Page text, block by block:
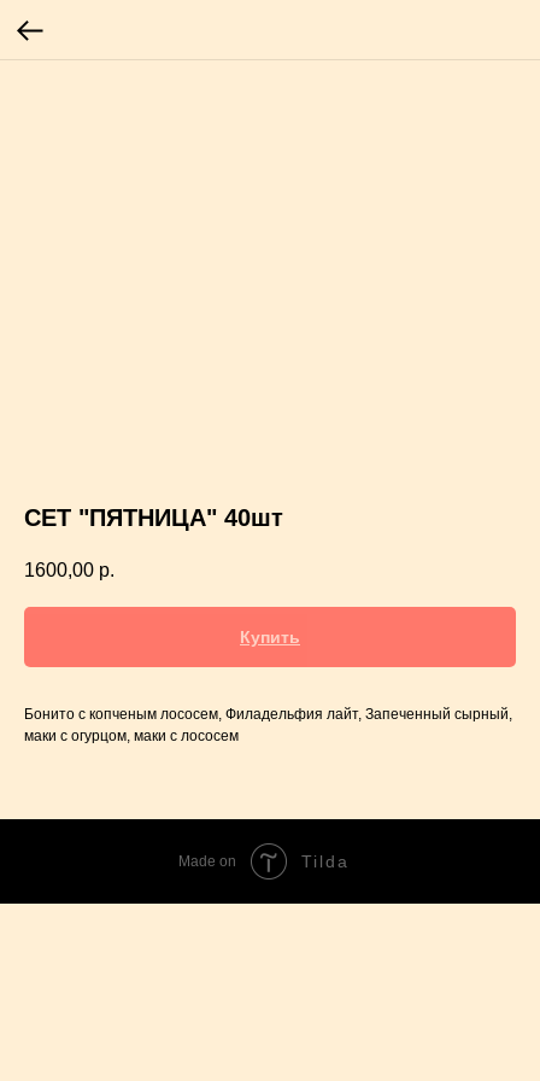
СЕТ "ПЯТНИЦА" 40шт
1600,00 р.
Купить
Бонито с копченым лососем, Филадельфия лайт, Запеченный сырный,
маки с огурцом, маки с лососем
Made on Tilda